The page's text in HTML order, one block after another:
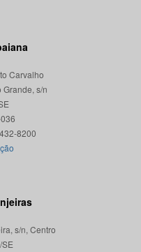
Carvalho
Grande, s/n
s/n, Centro